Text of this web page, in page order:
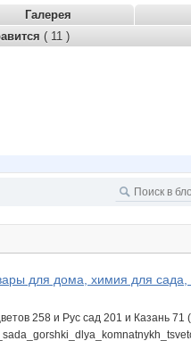
Галерея
( 11 )
для дома, химия для сада,
258 и Рус сад 201 и Казань 71